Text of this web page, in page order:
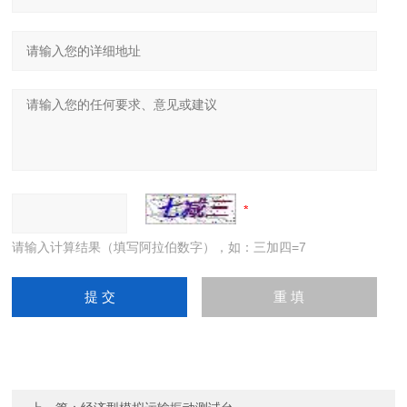
请输入计算结果（填写阿拉伯数字），如：三加四=7